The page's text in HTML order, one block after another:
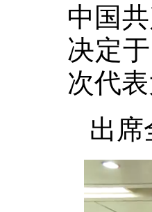
中国
决定
次代
出席